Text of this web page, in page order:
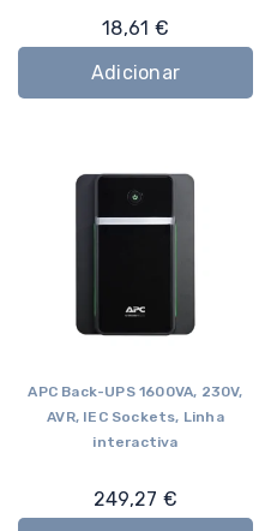
18,61 €
Adicionar
APC Back-UPS 1600VA, 230V,
AVR, IEC Sockets, Linha
interactiva
249,27 €